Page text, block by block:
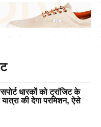
धारकों को ट्रांजिट के
यात्रा की देगा परमिशन, ऐसे